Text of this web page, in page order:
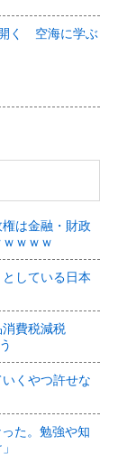
開く 空海に学ぶ
は金融・財政
ｗｗｗ
している日本
消費税減税
くやつ許せな
た。勉強や知